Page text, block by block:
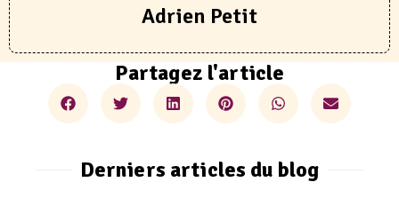
Adrien Petit
Partagez l'article
Derniers articles du blog